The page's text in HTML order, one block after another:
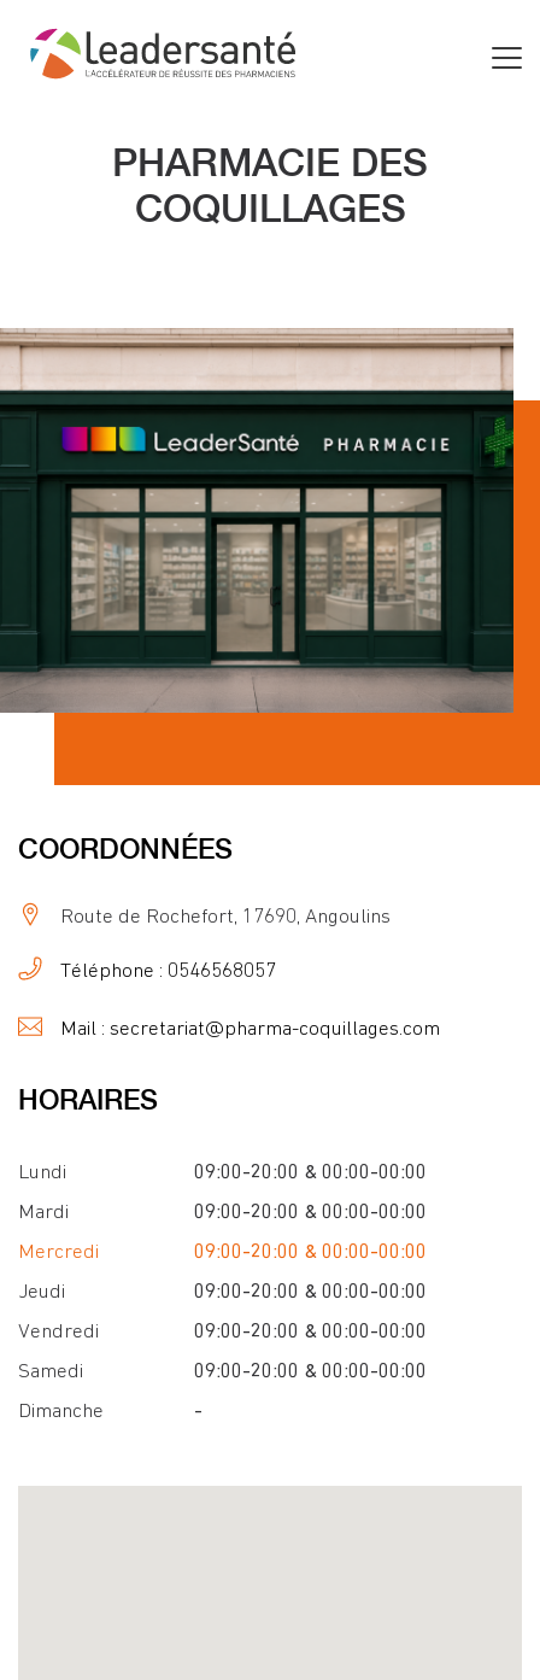
PHARMACIE DES
COQUILLAGES
COORDONNÉES
Route de Rochefort, 17690, Angoulins
Téléphone : 0546568057
Mail : secretariat@pharma-coquillages.com
HORAIRES
Lundi
09:00-20:00 & 00:00-00:00
Mardi
09:00-20:00 & 00:00-00:00
Mercredi
09:00-20:00 & 00:00-00:00
Jeudi
09:00-20:00 & 00:00-00:00
Vendredi
09:00-20:00 & 00:00-00:00
Samedi
09:00-20:00 & 00:00-00:00
Dimanche
-